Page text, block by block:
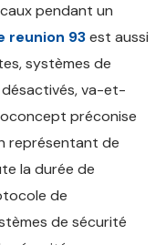
pendant un
reunion 93est aussi
systèmes de
va-et-
préconise
représentant de
la durée de
de
de sécurité